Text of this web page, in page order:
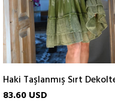
83.60 USD